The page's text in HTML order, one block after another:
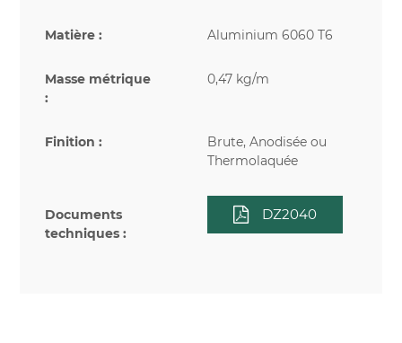
Matière : Aluminium 6060 T6
Masse métrique
:
0,47 kg/m
Finition :
Brute, Anodisée ou
Thermolaquée
Documents
techniques :
DZ2040